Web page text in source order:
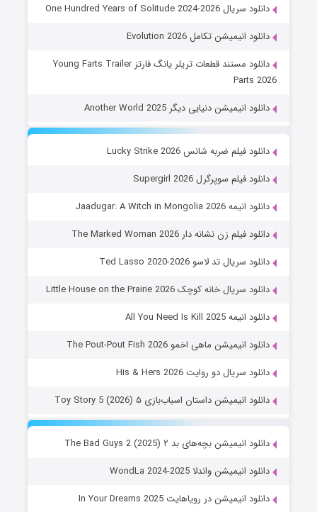
دانلود سریال One Hundred Years of Solitude 2024-2026
دانلود انیمیشن تکامل Evolution 2026
دانلود مستند قطعات تریلر یانگ فارتز Young Farts Trailer
Parts 2026
دانلود انیمیشن دنیایی دیگر Another World 2025
دانلود فیلم ضربه شانس Lucky Strike 2026
دانلود فیلم سوپرگرل Supergirl 2026
دانلود انیمه Jaadugar: A Witch in Mongolia 2026
دانلود فیلم زن نشانه دار The Marked Woman 2026
دانلود سریال تد لاسو Ted Lasso 2020-2026
دانلود سریال خانه کوچک Little House on the Prairie 2026
دانلود انیمه All You Need Is Kill 2025
دانلود انیمیشن ماهی اخمو The Pout-Pout Fish 2026
دانلود سریال دو روایت His & Hers 2026
دانلود انیمیشن داستان اسباب‌بازی ۵ Toy Story 5 (2026)
دانلود انیمیشن بچه‌های بد ۲ The Bad Guys 2 (2025)
دانلود انیمیشن واندلا WondLa 2024-2025
دانلود انیمیشن در رویاهایت In Your Dreams 2025